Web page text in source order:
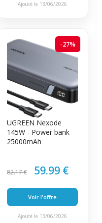
Ajouté le 13/06/2026
-27%
UGREEN Nexode
145W - Power bank
25000mAh
82.17 € 59.99 €
Voir l'offre
Ajouté le 13/06/2026